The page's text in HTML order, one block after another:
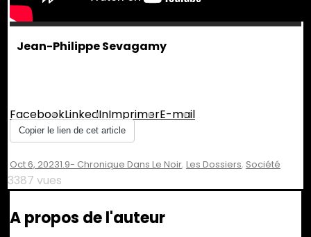
Jean-Philippe Sevagamy
FacebookLinkedInImprimerE-mail
Copier le lien de cet article
Oct 6, 20231.9- Chronique Dans Le Noir, Les Dossiers, Société
3387 vues
A propos de l'auteur